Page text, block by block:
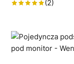
(2)